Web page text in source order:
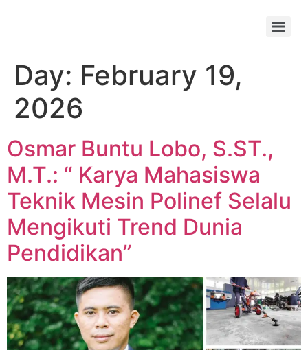
Day: February 19,
2026
Osmar Buntu Lobo, S.ST.,
M.T.: “ Karya Mahasiswa
Teknik Mesin Polinef Selalu
Mengikuti Trend Dunia
Pendidikan”